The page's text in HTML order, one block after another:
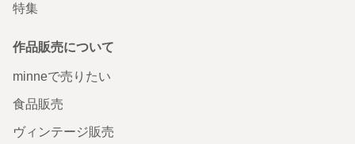
特集
作品販売について
minneで売りたい
食品販売
ヴィンテージ販売